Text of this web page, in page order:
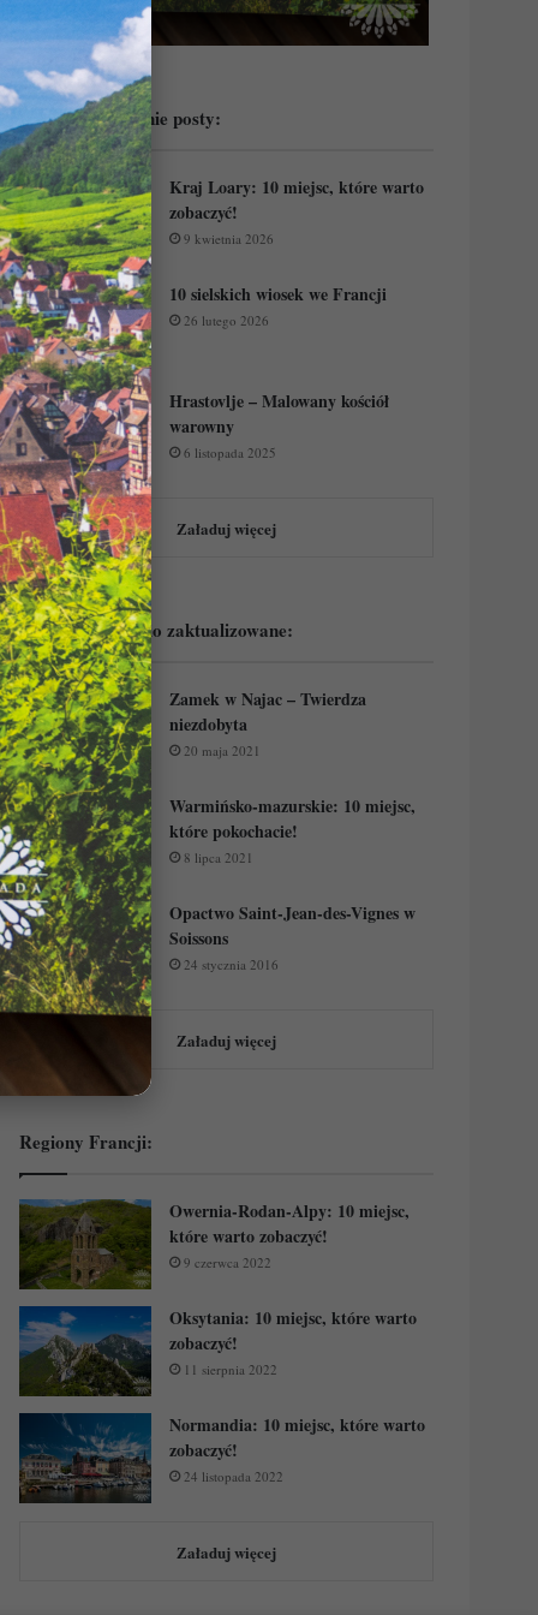
Przeczytaj ostatnie posty:
Kraj Loary: 10 miejsc, które warto
zobaczyć!
9 kwietnia 2026
10 sielskich wiosek we Francji
26 lutego 2026
Hrastovlje – Malowany kościół
warowny
6 listopada 2025
Załaduj więcej
Podejrzyj ostatnio zaktualizowane:
Zamek w Najac – Twierdza
niezdobyta
20 maja 2021
Warmińsko-mazurskie: 10 miejsc,
które pokochacie!
8 lipca 2021
Opactwo Saint-Jean-des-Vignes w
Soissons
24 stycznia 2016
Załaduj więcej
Regiony Francji:
Owernia-Rodan-Alpy: 10 miejsc,
które warto zobaczyć!
9 czerwca 2022
Oksytania: 10 miejsc, które warto
zobaczyć!
11 sierpnia 2022
Normandia: 10 miejsc, które warto
zobaczyć!
24 listopada 2022
Załaduj więcej